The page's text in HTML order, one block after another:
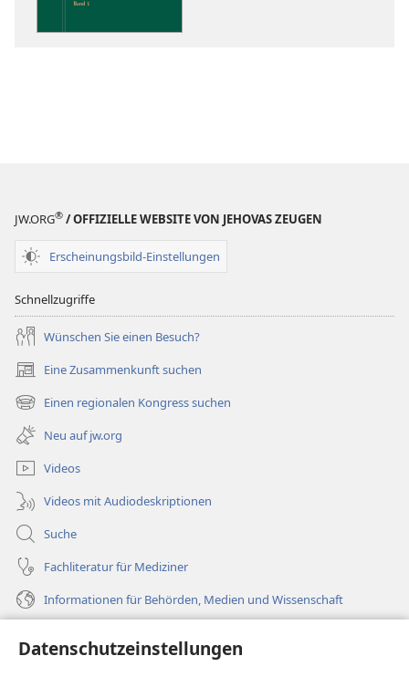
Datenschutzeinstellungen
JW.ORG® / OFFIZIELLE WEBSITE VON JEHOVAS ZEUGEN
Erscheinungsbild-Einstellungen
Schnellzugriffe
Wünschen Sie einen Besuch?
Eine Zusammenkunft suchen
(öffnet
neues
Fenster)
Einen regionalen Kongress suchen
(öffnet
neues
Fenster)
Neu auf jw.org
Videos
Videos mit Audiodeskriptionen
Suche
Fachliteratur für Mediziner
Informationen für Behörden, Medien und Wissenschaft